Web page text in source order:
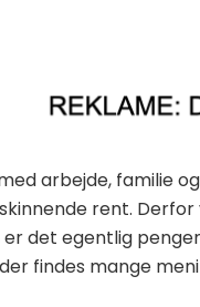
arbejde, familie
rent.
det egentlig
findes mange